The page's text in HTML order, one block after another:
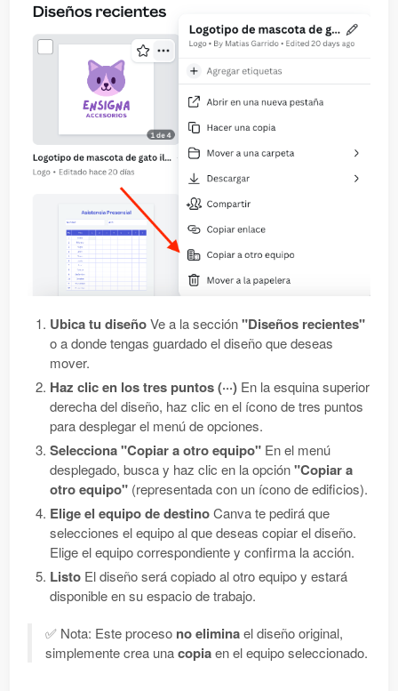
Ubica tu diseñoVe a la sección"Diseños recientes"
o a donde tengas guardado el diseño que deseas
mover.
Haz clic en los tres puntos (···) En la esquina superior
derecha del diseño, haz clic en el ícono de tres puntos
para desplegar el menú de opciones.
Selecciona "Copiar a otro equipo" En el menú
desplegado, busca y haz clic en la opción"Copiar a
otro equipo" (representada con un ícono de edificios).
Elige el equipo de destinoCanva te pedirá que
selecciones el equipo al que deseas copiar el diseño.
Elige el equipo correspondiente y confirma la acción.
Listo El diseño será copiado al otro equipo y estará
disponible en su espacio de trabajo.
✅ Nota: Este proceso no eliminael diseño original,
simplemente crea unacopiaen el equipo seleccionado.